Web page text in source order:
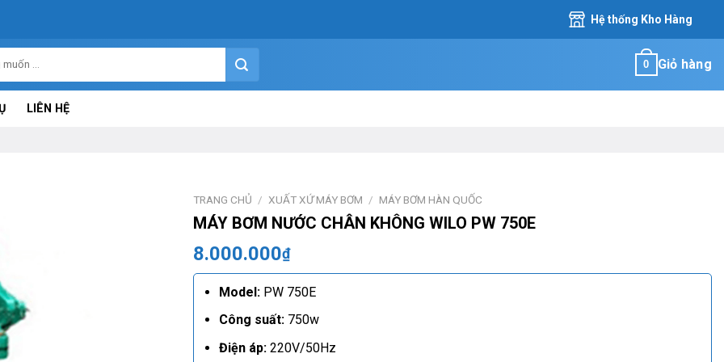
Hệ thống Kho Hàng
Giỏ hàng
0
LIÊN HỆ
TRANG CHỦ / XUẤT XỨ MÁY BƠM / MÁY BƠM HÀN QUỐC
MÁY BƠM NƯỚC CHÂN KHÔNG WILO PW 750E
8.000.000₫
Model:PW 750E
Công suất:750w
Điện áp:220V/50Hz